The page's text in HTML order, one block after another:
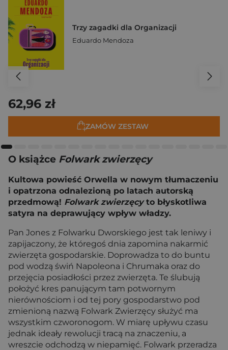
Trzy zagadki dla Organizacji
Eduardo Mendoza
62,96 zł
ZAMÓW ZESTAW
O książce Folwark zwierzęcy
Kultowa powieść Orwella w nowym tłumaczeniu
i opatrzona odnalezioną po latach autorską
przedmową! Folwark zwierzęcyto błyskotliwa
satyra na deprawujący wpływ władzy.
Pan Jones z Folwarku Dworskiego jest tak leniwy i
zapijaczony, że któregoś dnia zapomina nakarmić
zwierzęta gospodarskie. Doprowadza to do buntu
pod wodzą świń Napoleona i Chrumaka oraz do
przejęcia posiadłości przez zwierzęta. Te ślubują
położyć kres panującym tam potwornym
nierównościom i od tej pory gospodarstwo pod
zmienioną nazwą Folwark Zwierzęcy służyć ma
wszystkim czworonogom. W miarę upływu czasu
jednak ideały rewolucji tracą na znaczeniu, a
wreszcie odchodzą w niepamięć. Folwark przeradza